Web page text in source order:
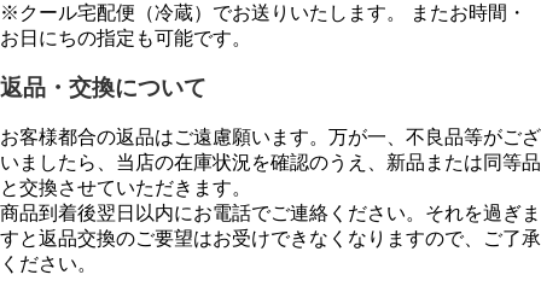
※クール宅配便（冷蔵）でお送りいたします。 またお時間・
お日にちの指定も可能です。
返品・交換について
お客様都合の返品はご遠慮願います。万が一、不良品等がござ
いましたら、当店の在庫状況を確認のうえ、新品または同等品
と交換させていただきます。
商品到着後翌日以内にお電話でご連絡ください。それを過ぎま
すと返品交換のご要望はお受けできなくなりますので、ご了承
ください。